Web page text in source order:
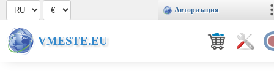
Авторизация
VMESTE.EU